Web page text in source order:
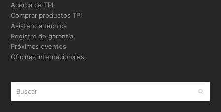
Acerca de TPI
Comprar productos TPI
Asistencia técnica
Registro de garantía
Próximos eventos
Oficinas internacionales
Enviar